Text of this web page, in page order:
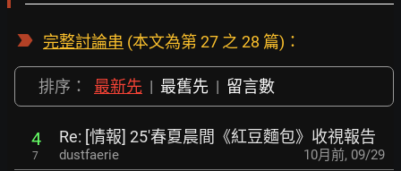
完整討論串 (本文為第 27 之 28 篇)：
排序： 最新先 | 最舊先 | 留言數
4
7
Re: [情報] 25'春夏晨間《紅豆麵包》收視報告
dustfaerie 10月前, 09/29